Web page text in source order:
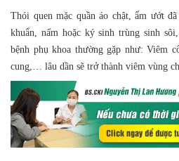
Thói quen mặc quần áo chật, ẩm ướt
khuẩn, nấm hoặc ký sinh trùng sinh
bệnh phụ khoa thường gặp như: Viêm
cung,… lâu dần sẽ trở thành viêm vùng